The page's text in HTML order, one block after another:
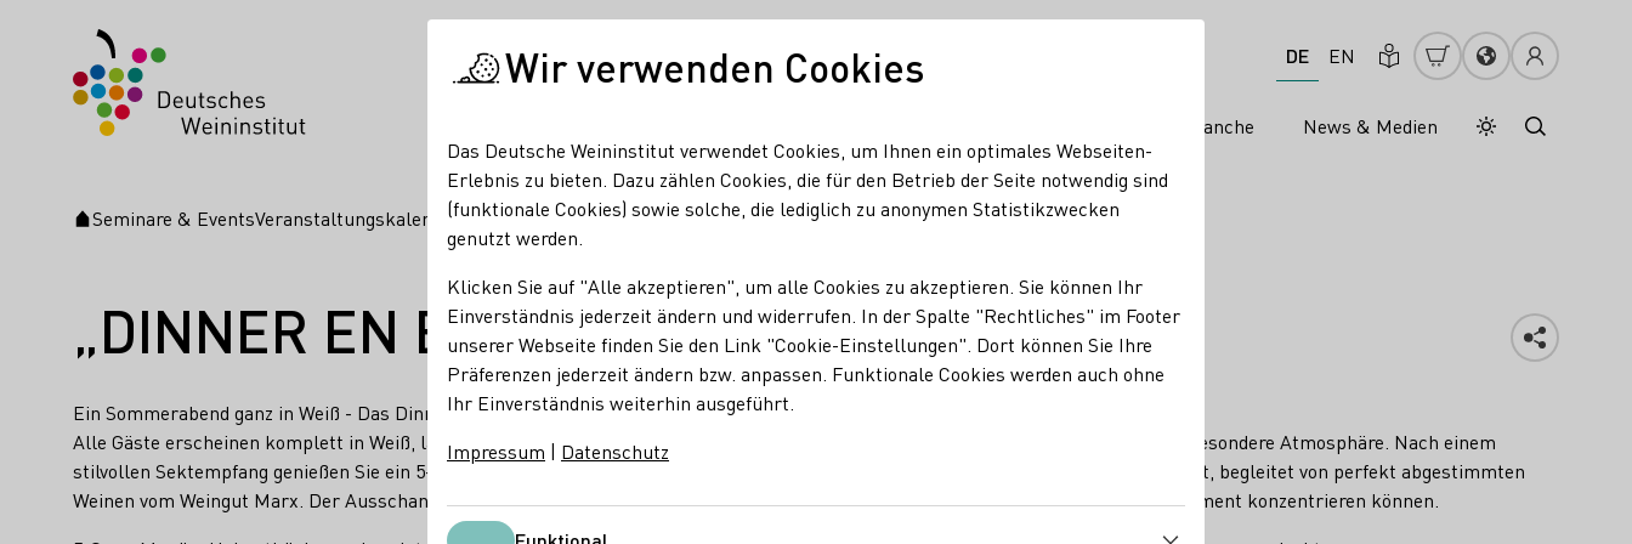
DE EN
Weinbranche News & Medien Tagesmodus
Nachtmodus
Startseite
Seminare & EventsVeranstaltungskalender„DINNER EN BLANC IM MÜHLENTOR“
„DINNER EN BLANC IM MÜHLENTOR“
Ein Sommerabend ganz in Weiß - Das Dinner en Blanc im Mühlentor verbindet stilvolle Eleganz mit entspannter Leichtigkeit.
Alle Gäste erscheinen komplett in Weiß, lange Tafeln sind weiß eingedeckt, Kerzenlicht, Sommerluft und Live-Musik schaffen eine besondere Atmosphäre. Nach einem
stilvollen Sektempfang genießen Sie ein 5-Gang-Menü unter dem Thema Heimatküche – sommerlich, leicht & spannend interpretiert, begleitet von perfekt abgestimmten
Weinen vom Weingut Marx. Der Ausschank erfolgt direkt am Tisch, sodass Sie sich voll und ganz auf Genuss, Gespräche und den Moment konzentrieren können.
Wir verwenden Cookies
Das Deutsche Weininstitut verwendet Cookies, um Ihnen ein optimales Webseiten-
Erlebnis zu bieten. Dazu zählen Cookies, die für den Betrieb der Seite notwendig sind
(funktionale Cookies) sowie solche, die lediglich zu anonymen Statistikzwecken
genutzt werden.
Klicken Sie auf "Alle akzeptieren", um alle Cookies zu akzeptieren. Sie können Ihr
Einverständnis jederzeit ändern und widerrufen. In der Spalte "Rechtliches" im Footer
unserer Webseite finden Sie den Link "Cookie-Einstellungen". Dort können Sie Ihre
Präferenzen jederzeit ändern bzw. anpassen. Funktionale Cookies werden auch ohne
Ihr Einverständnis weiterhin ausgeführt.
Impressum | Datenschutz